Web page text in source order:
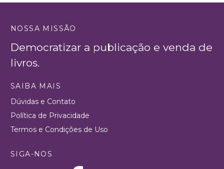
NOSSA MISSÃO
Democratizar a publicação e venda de
livros.
SAIBA MAIS
Dúvidas e Contato
Política de Privacidade
Termos e Condições de Uso
SIGA-NOS